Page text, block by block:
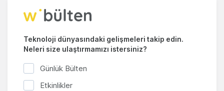
Teknoloji dünyasındaki gelişmeleri takip edin.
Neleri size ulaştırmamızı istersiniz?
Günlük Bülten
Etkinlikler